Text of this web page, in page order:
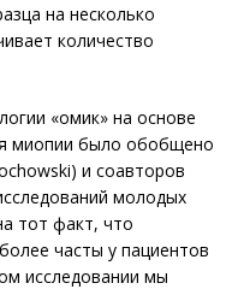
на несколько
количество
«омик» на основе
миопии было обобщено
и соавторов
молодых
тот факт, что
часты у пациентов
исследовании мы